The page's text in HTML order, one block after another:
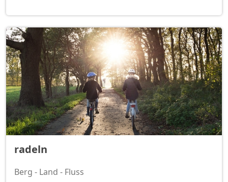
radeln
Berg - Land - Fluss